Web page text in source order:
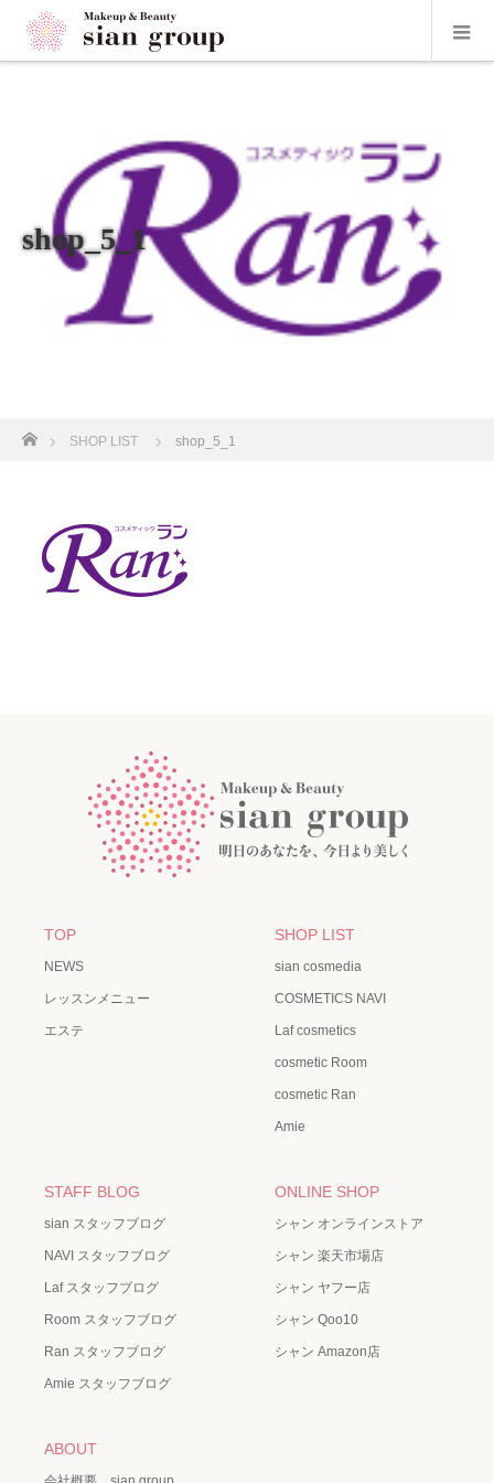
shop_5_1
SHOP LIST shop_5_1
TOP
NEWS
レッスンメニュー
エステ
SHOP LIST
sian cosmedia
COSMETICS NAVI
Laf cosmetics
cosmetic Room
cosmetic Ran
Amie
STAFF BLOG
sian スタッフブログ
NAVI スタッフブログ
Laf スタッフブログ
Room スタッフブログ
Ran スタッフブログ
Amie スタッフブログ
ONLINE SHOP
シャン オンラインストア
シャン 楽天市場店
シャン ヤフー店
シャン Qoo10
シャン Amazon店
ABOUT